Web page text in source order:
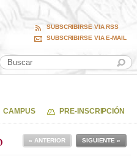
SUBSCRIBIRSE VIA RSS
SUBSCRIBIRSE VIA E-MAIL
CAMPUS PRE-INSCRIPCIÓN
SIGUIENTE »
« ANTERIOR